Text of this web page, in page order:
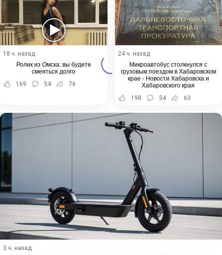
18 ч. назад
Ролик из Омска: вы будете
смеяться долго
169
54 76
24 ч. назад
Микроавтобус столкнулся с
грузовым поездом в Хабаровском
крае - Новости Хабаровска и
Хабаровского края
198
54 63
3 ч. назад